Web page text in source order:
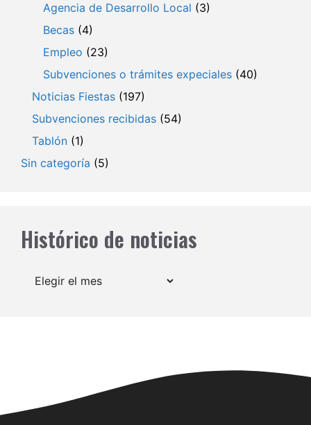
Agencia de Desarrollo Local (3)
Becas (4)
Empleo (23)
Subvenciones o trámites expeciales (40)
Noticias Fiestas (197)
Subvenciones recibidas (54)
Tablón (1)
Sin categoría (5)
Histórico de noticias
Archivos